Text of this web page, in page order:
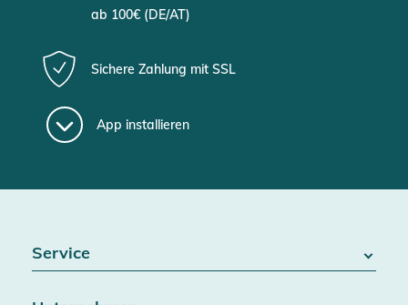
ab 100€ (DE/AT)
Sichere Zahlung mit SSL
App installieren
Service